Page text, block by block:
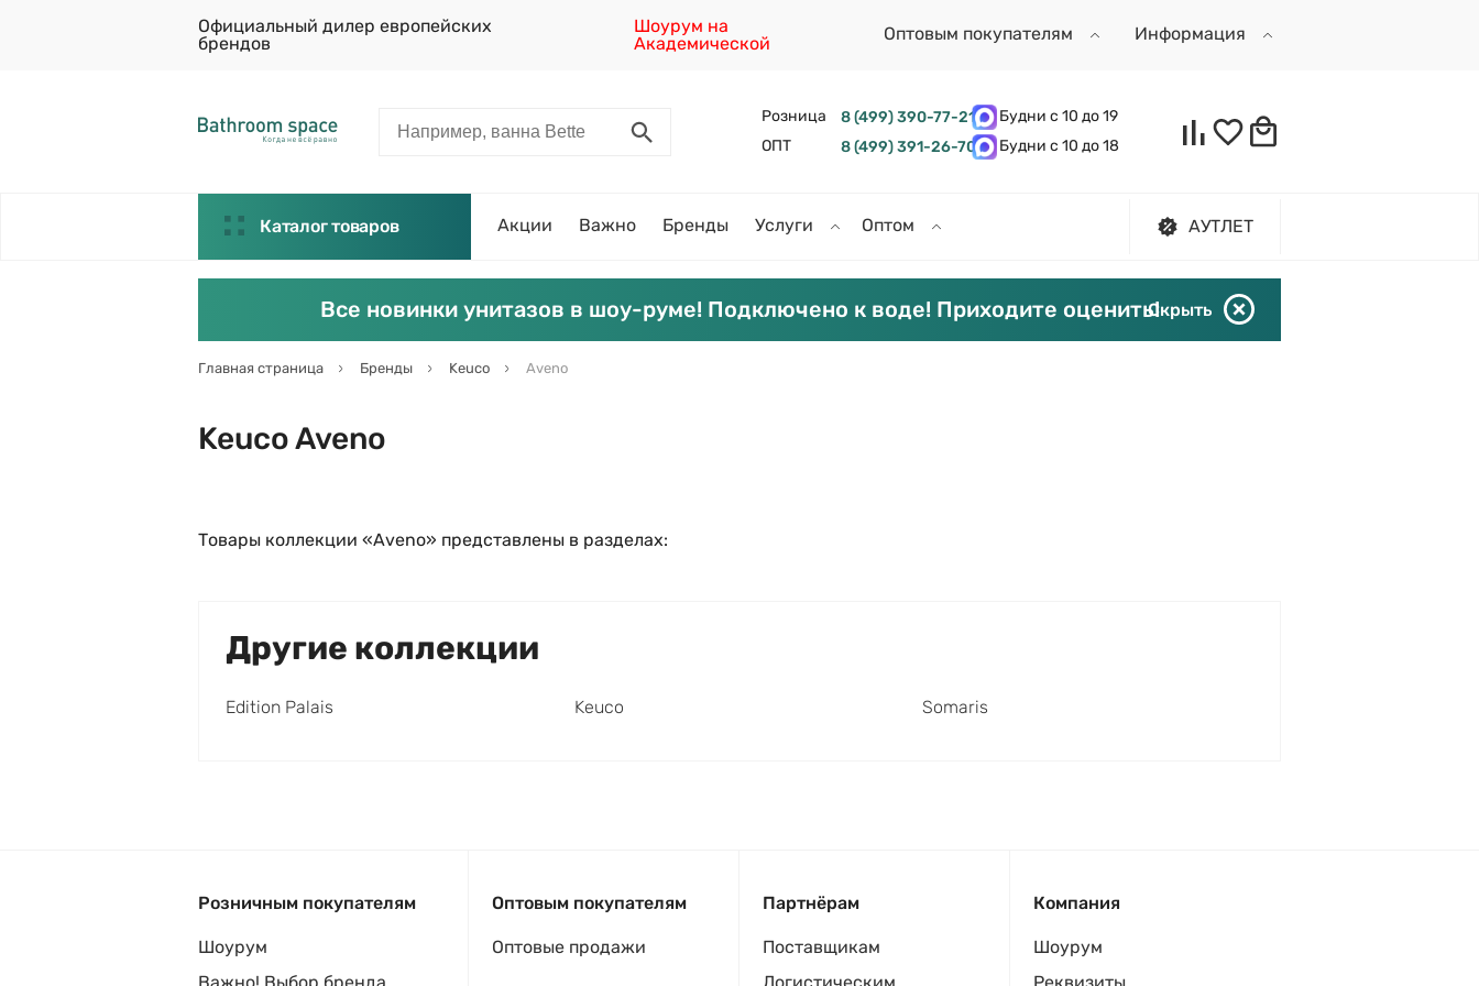
Официальный дилер европейских
брендов
Шоурум на
Академической
Оптовым покупателям Информация
Розница 8 (499) 390-77-21
Будни с 10 до 19
ОПТ
8 (499) 391-26-70 Будни с 10 до 18
Каталог товаров Акции Важно Бренды Услуги Оптом АУТЛЕТ
Все новинки унитазов в шоу-руме! Подключено к воде! Приходите оценить!Скрыть
Главная страница Бренды Keuco Aveno
Keuco Aveno
Товары коллекции «Aveno» представлены в разделах:
Другие коллекции
Edition Palais Keuco Somaris
Розничным покупателям
Шоурум
Оптовым покупателям
Оптовые продажи
Партнёрам
Поставщикам
Компания
Шоурум